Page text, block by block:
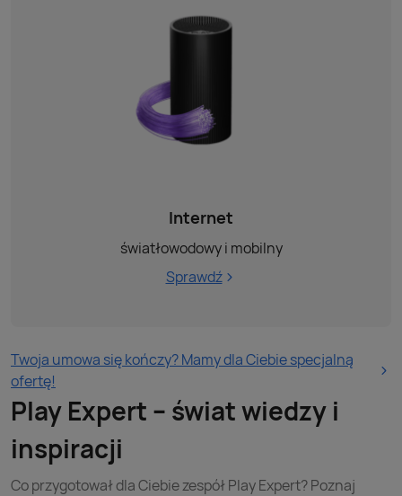
Internet
światłowodowy i mobilny
Sprawdź
Twoja umowa się kończy? Mamy dla Ciebie specjalną
ofertę!
Play Expert – świat wiedzy i
inspiracji
Co przygotował dla Ciebie zespół Play Expert? Poznaj